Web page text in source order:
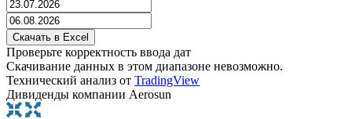
Проверьте корректность ввода дат
Скачивание данных в этом диапазоне невозможно.
Технический анализ от TradingView
Дивиденды компании Aerosun